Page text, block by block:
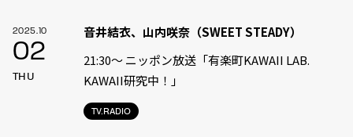
2025.10
02
THU
TV.RADIO
音井結衣、山内咲奈（SWEET STEADY）
21:30〜 ニッポン放送「有楽町KAWAII LAB.
KAWAII研究中！」